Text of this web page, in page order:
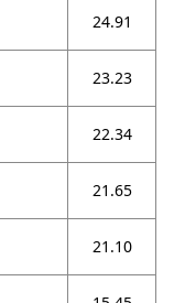
24.91
23.23
22.34
21.65
21.10